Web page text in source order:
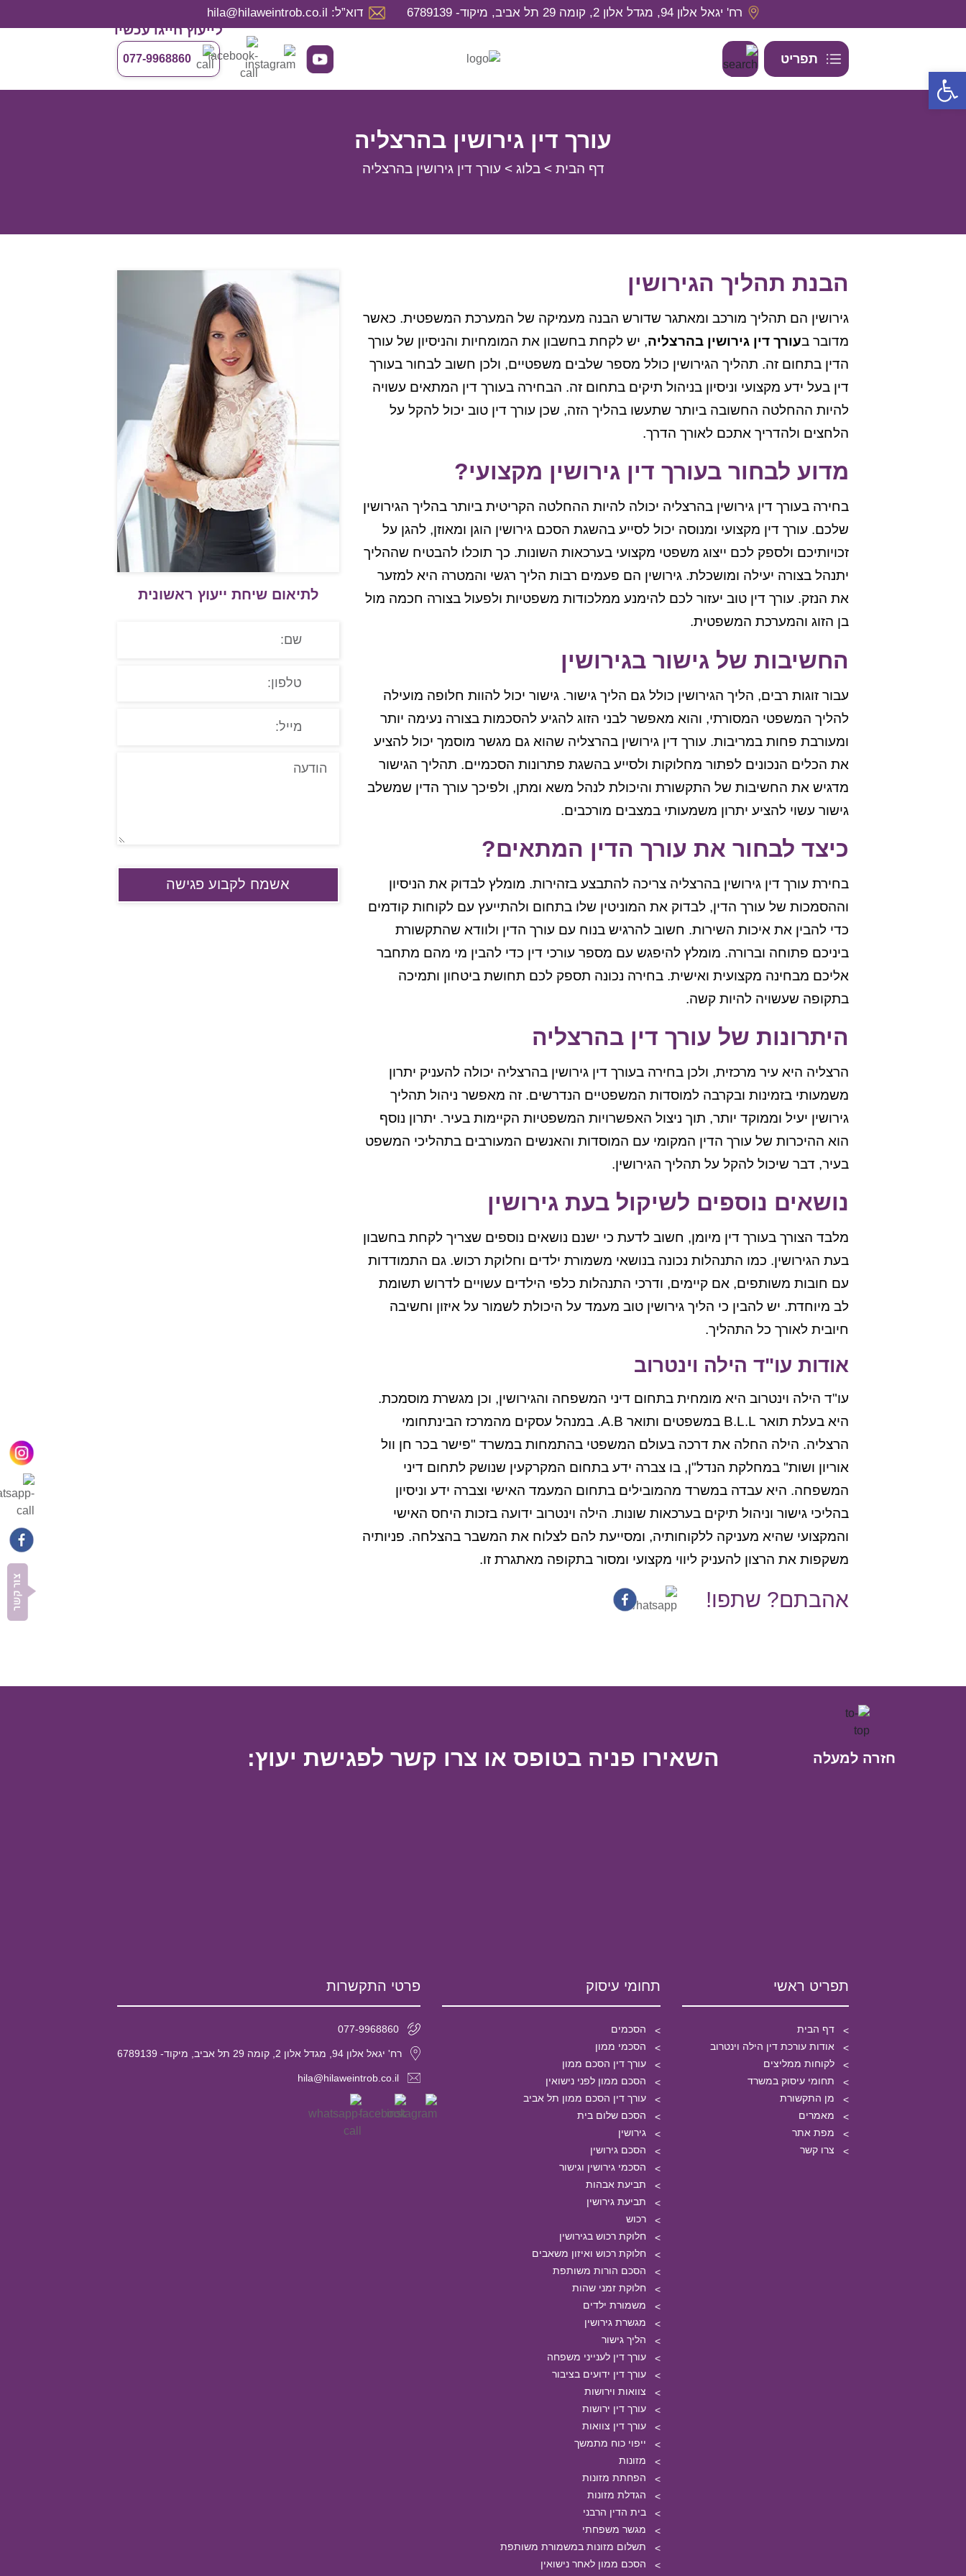
רח' יגאל אלון 94, מגדל אלון 2, קומה 29 תל אביב, מיקוד- 6789139 דוא”ל: hila@hilaweintrob.co.il
תפריט
לייעוץ חייגו עכשיו
077-9968860
עורך דין גירושין בהרצליה
דף הבית >בלוג > עורך דין גירושין בהרצליה
הבנת תהליך הגירושין
גירושין הם תהליך מורכב ומאתגר שדורש הבנה מעמיקה של המערכת המשפטית. כאשר
מדובר בעורך דין גירושין בהרצליה, יש לקחת בחשבון את המומחיות והניסיון של עורך
הדין בתחום זה. תהליך הגירושין כולל מספר שלבים משפטיים, ולכן חשוב לבחור בעורך
דין בעל ידע מקצועי וניסיון בניהול תיקים בתחום זה. הבחירה בעורך דין המתאים עשויה
להיות ההחלטה החשובה ביותר שתעשו בהליך הזה, שכן עורך דין טוב יכול להקל על
הלחצים ולהדריך אתכם לאורך הדרך.
מדוע לבחור בעורך דין גירושין מקצועי?
בחירה בעורך דין גירושין בהרצליה יכולה להיות ההחלטה הקריטית ביותר בהליך הגירושין
שלכם. עורך דין מקצועי ומנוסה יכול לסייע בהשגת הסכם גירושין הוגן ומאוזן, להגן על
זכויותיכם ולספק לכם ייצוג משפטי מקצועי בערכאות השונות. כך תוכלו להבטיח שההליך
יתנהל בצורה יעילה ומושכלת. גירושין הם פעמים רבות הליך רגשי והמטרה היא למזער
את הנזק. עורך דין טוב יעזור לכם להימנע ממלכודות משפטיות ולפעול בצורה חכמה מול
בן הזוג והמערכת המשפטית.
החשיבות של גישור בגירושין
עבור זוגות רבים, הליך הגירושין כולל גם הליך גישור. גישור יכול להוות חלופה מועילה
להליך המשפטי המסורתי, והוא מאפשר לבני הזוג להגיע להסכמות בצורה נעימה יותר
ומעורבת פחות במריבות. עורך דין גירושין בהרצליה שהוא גם מגשר מוסמך יכול להציע
את הכלים הנכונים לפתור מחלוקות ולסייע בהשגת פתרונות הסכמיים. תהליך הגישור
מדגיש את החשיבות של התקשורת והיכולת לנהל משא ומתן, ולפיכך עורך הדין שמשלב
גישור עשוי להציע יתרון משמעותי במצבים מורכבים.
כיצד לבחור את עורך הדין המתאים?
בחירת עורך דין גירושין בהרצליה צריכה להתבצע בזהירות. מומלץ לבדוק את הניסיון
וההסמכות של עורך הדין, לבדוק את המוניטין שלו בתחום ולהתייעץ עם לקוחות קודמים
כדי להבין את איכות השירות. חשוב להרגיש בנוח עם עורך הדין ולוודא שהתקשורת
ביניכם פתוחה וברורה. מומלץ להיפגש עם מספר עורכי דין כדי להבין מי מהם מתחבר
אליכם מבחינה מקצועית ואישית. בחירה נכונה תספק לכם תחושת ביטחון ותמיכה
בתקופה שעשויה להיות קשה.
היתרונות של עורך דין בהרצליה
הרצליה היא עיר מרכזית, ולכן בחירה בעורך דין גירושין בהרצליה יכולה להעניק יתרון
משמעותי בזמינות ובקרבה למוסדות המשפטיים הנדרשים. זה מאפשר ניהול תהליך
גירושין יעיל וממוקד יותר, תוך ניצול האפשרויות המשפטיות הקיימות בעיר. יתרון נוסף
הוא ההיכרות של עורך הדין המקומי עם המוסדות והאנשים המעורבים בתהליכי המשפט
בעיר, דבר שיכול להקל על תהליך הגירושין.
נושאים נוספים לשיקול בעת גירושין
מלבד הצורך בעורך דין מיומן, חשוב לדעת כי ישנם נושאים נוספים שצריך לקחת בחשבון
בעת הגירושין. כמו התנהלות נכונה בנושאי משמורת ילדים וחלוקת רכוש. גם התמודדות
עם חובות משותפים, אם קיימים, ודרכי התנהלות כלפי הילדים עשויים לדרוש תשומת
לב מיוחדת. יש להבין כי הליך גירושין טוב מעמד על היכולת לשמור על איזון וחשיבה
חיובית לאורך כל התהליך.
אודות עו"ד הילה וינטרוב
עו"ד הילה וינטרוב היא מומחית בתחום דיני המשפחה והגירושין, וכן מגשרת מוסמכת.
היא בעלת תואר B.L.L במשפטים ותואר A.B. במנהל עסקים מהמרכז הבינתחומי
הרצליה. הילה החלה את דרכה בעולם המשפטי בהתמחות במשרד "פישר בכר חן וול
אוריון ושות" במחלקת הנדל"ן, בו צברה ידע בתחום המקרקעין שנושק לתחום דיני
המשפחה. היא עבדה במשרד מהמובילים בתחום המעמד האישי וצברה ידע וניסיון
בהליכי גישור וניהול תיקים בערכאות שונות. הילה וינטרוב ידועה בזכות היחס האישי
והמקצועי שהיא מעניקה ללקוחותיה, ומסייעת להם לצלוח את המשבר בהצלחה. פניותיה
משקפות את הרצון להעניק ליווי מקצועי ומסור בתקופה מאתגרת זו.
אהבתם? שתפו!
לתיאום שיחת ייעוץ ראשונית
חזרה למעלה השאירו פניה בטופס או צרו קשר לפגישת יעוץ:
תפריט ראשי
דף הבית
אודות עורכת דין הילה וינטרוב
לקוחות ממליצים
תחומי עיסוק במשרד
מן התקשורת
מאמרים
מפת אתר
צרו קשר
תחומי עיסוק
הסכמים
הסכמי ממון
עורך דין הסכם ממון
הסכם ממון לפני נישואין
עורך דין הסכם ממון תל אביב
הסכם שלום בית
גירושין
הסכם גירושין
הסכמי גירושין וגישור
תביעת אבהות
תביעת גירושין
רכוש
חלוקת רכוש בגירושין
חלוקת רכוש ואיזון משאבים
הסכם הורות משותפת
חלוקת זמני שהות
משמורת ילדים
מגשרת גירושין
הליך גישור
עורך דין לענייני משפחה
עורך דין ידועים בציבור
צוואות וירושות
עורך דין ירושות
עורך דין צוואות
ייפוי כוח מתמשך
מזונות
הפחתת מזונות
הגדלת מזונות
בית הדין הרבני
מגשר משפחתי
תשלום מזונות במשמורת משותפת
הסכם ממון לאחר נישואין
פרטי התקשרות
077-9968860
רח' יגאל אלון 94, מגדל אלון 2, קומה 29 תל אביב, מיקוד- 6789139
hila@hilaweintrob.co.il
פתח סרגל נגישות